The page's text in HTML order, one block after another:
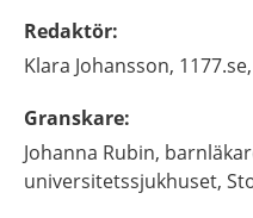
Redaktör:
Klara Johansson,
Granskare:
Johanna Rubin,
universitetssjukhuset,